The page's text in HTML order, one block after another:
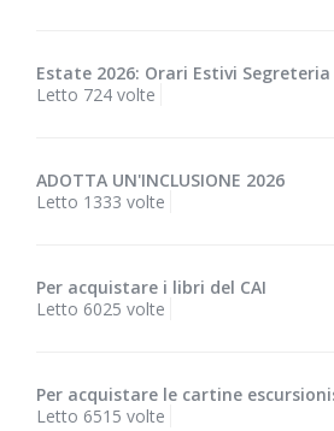
Estate 2026: Orari Estivi Segreteria
Letto 724 volte
ADOTTA UN'INCLUSIONE 2026
Letto 1333 volte
Per acquistare i libri del CAI
Letto 6025 volte
Per acquistare le cartine
Letto 6515 volte